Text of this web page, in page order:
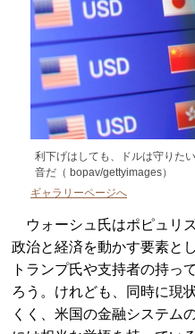
利下げはしても、ドルは守りた
音だ（ bopav/gettyimages）
ギャラリーページへ
ウォーシュ氏はポピュリ
政治と経済を動かす要素と
トランプ氏や支持者の持っ
ろう。けれども、同時に現
くく、米国の金融システム